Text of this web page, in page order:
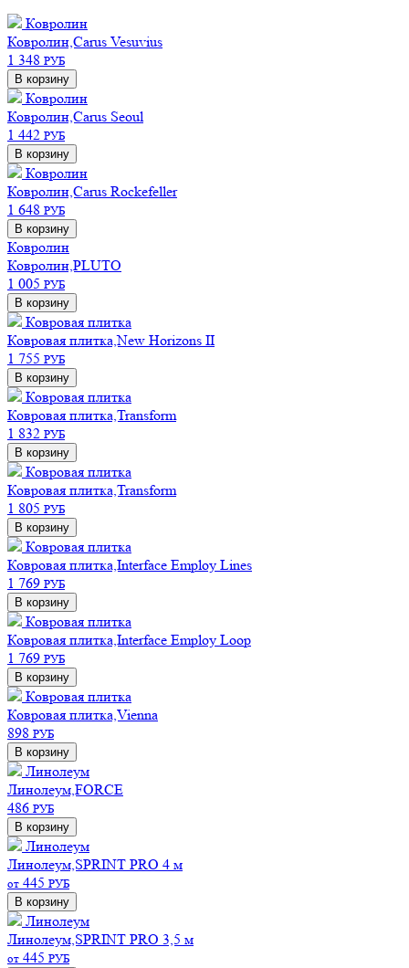
Ковролин
Ковролин,Carus Vesuvius
1 348 РУБ
В корзину
Ковролин
Ковролин,Carus Seoul
1 442 РУБ
В корзину
Ковролин
Ковролин,Carus Rockefeller
1 648 РУБ
В корзину
Ковролин
Ковролин,PLUTO
1 005 РУБ
В корзину
Ковровая плитка
Ковровая плитка,New Horizons II
1 755 РУБ
В корзину
Ковровая плитка
Ковровая плитка,Transform
1 832 РУБ
В корзину
Ковровая плитка
Ковровая плитка,Transform
1 805 РУБ
В корзину
Ковровая плитка
Ковровая плитка,Interface Employ Lines
1 769 РУБ
В корзину
Ковровая плитка
Ковровая плитка,Interface Employ Loop
1 769 РУБ
В корзину
Ковровая плитка
Ковровая плитка,Vienna
898 РУБ
В корзину
Линолеум
Линолеум,FORCE
486 РУБ
В корзину
Линолеум
Линолеум,SPRINT PRO 4 м
от 445 РУБ
В корзину
Линолеум
Линолеум,SPRINT PRO 3,5 м
от 445 РУБ